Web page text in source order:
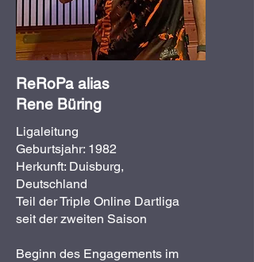
ReRoPa alias
Rene Büring
Ligaleitung
Geburtsjahr: 1982
Herkunft: Duisburg,
Deutschland
Teil der Triple Online Dartliga
seit der zweiten Saison
Beginn des Engagements im